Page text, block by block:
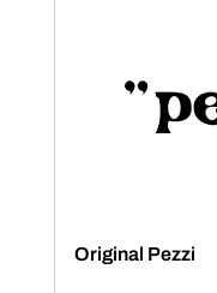
Original Pezzi